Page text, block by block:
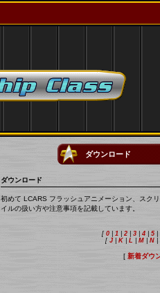
ダウンロード
ダウンロード
初めて LCARS フラッシュアニメーション、スク
イルの扱い方や注意事項を記載しています。
[ 0| 1| 2| 3| 4| 5|
[ J K L M N
[ 新着ダウ